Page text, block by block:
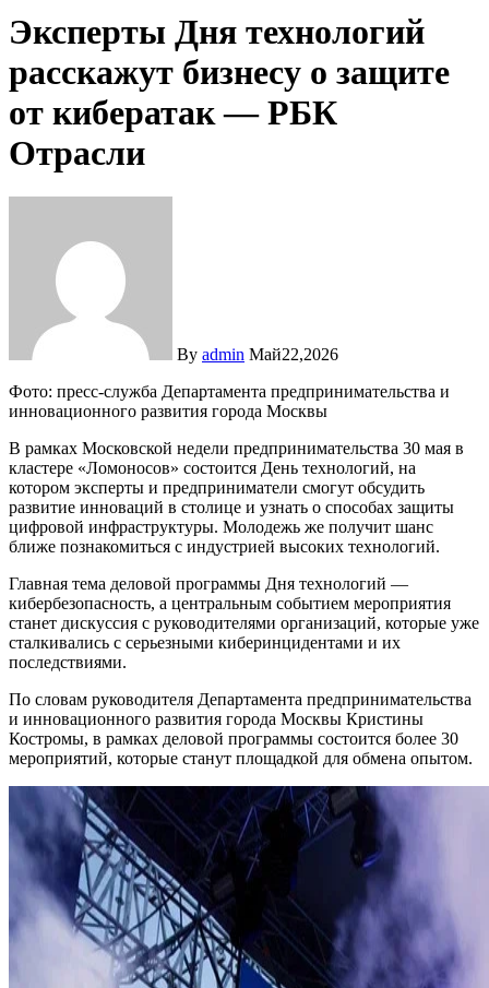
Эксперты Дня технологий
расскажут бизнесу о защите
от кибератак — РБК
Отрасли
By admin Май22,2026
Фото: пресс-служба Департамента предпринимательства и
инновационного развития города Москвы
В рамках Московской недели предпринимательства 30 мая в
кластере «Ломоносов» состоится День технологий, на
котором эксперты и предприниматели смогут обсудить
развитие инноваций в столице и узнать о способах защиты
цифровой инфраструктуры. Молодежь же получит шанс
ближе познакомиться с индустрией высоких технологий.
Главная тема деловой программы Дня технологий —
кибербезопасность, а центральным событием мероприятия
станет дискуссия с руководителями организаций, которые уже
сталкивались с серьезными киберинцидентами и их
последствиями.
По словам руководителя Департамента предпринимательства
и инновационного развития города Москвы Кристины
Костромы, в рамках деловой программы состоится более 30
мероприятий, которые станут площадкой для обмена опытом.